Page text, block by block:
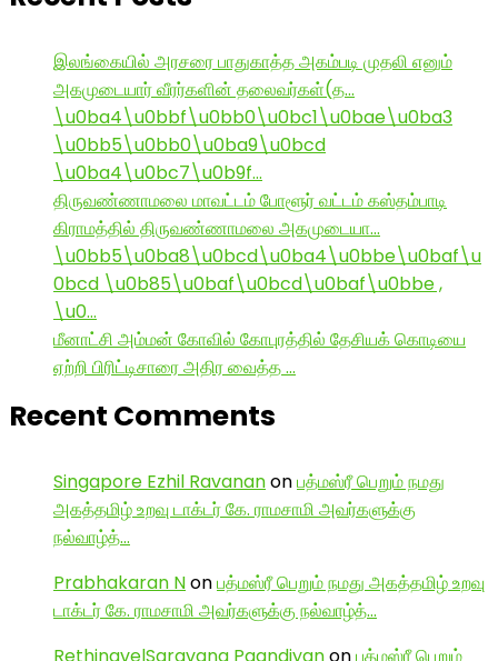
இலங்கையில் அரசரை பாதுகாத்த அகம்படி முதலி எனும்
அகமுடையார் வீரர்களின் தலைவர்கள்(த…
\u0ba4\u0bbf\u0bb0\u0bc1\u0bae\u0ba3
\u0bb5\u0bb0\u0ba9\u0bcd
\u0ba4\u0bc7\u0b9f…
திருவண்ணாமலை மாவட்டம் போளூர் வட்டம் கஸ்தம்பாடி
கிராமத்தில் திருவண்ணாமலை அகமுடையா…
\u0bb5\u0ba8\u0bcd\u0ba4\u0bbe\u0baf\u
0bcd \u0b85\u0baf\u0bcd\u0baf\u0bbe ,
\u0…
மீனாட்சி அம்மன் கோவில் கோபுரத்தில் தேசியக் கொடியை
ஏற்றி பிரிட்டிசாரை அதிர வைத்த …
Recent Comments
Singapore Ezhil Ravananonபத்மஸ்ரீ பெறும் நமது
அகத்தமிழ் உறவு டாக்டர் கே. ராமசாமி அவர்களுக்கு
நல்வாழ்த்…
Prabhakaran Nonபத்மஸ்ரீ பெறும் நமது அகத்தமிழ் உறவு
டாக்டர் கே. ராமசாமி அவர்களுக்கு நல்வாழ்த்…